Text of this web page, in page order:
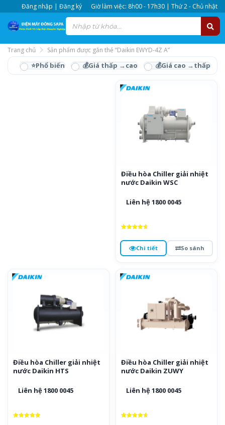
Đăng nhập | Đăng ký Giờ làm việc: 8h00 - 17h30 | Thứ 2 - Chủ nhật
Trang chủ Sản phẩm được gắn thẻ “Daikin EWYD-4Z A”
Daikin EWYD-4Z A
Điều hòa Chiller giải nhiệt
nước Daikin WSC
Liên hệ 1800 0045
5 saoChi tiết So sánh
Điều hòa Chiller giải nhiệt
nước Daikin HTS
Liên hệ 1800 0045
Điều hòa Chiller giải nhiệt
nước Daikin ZUWY
Liên hệ 1800 0045